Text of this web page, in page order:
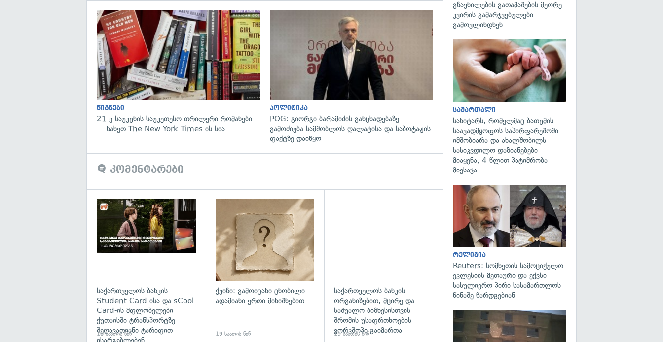
წიგნები
21-ე საუკუნის საუკეთესო თრილერი რომანები
— ნახეთ The New York Times-ის სია
გადახედვა
პოლიტიკა
POG: გიორგი ბარამიძის განცხადებაზე
გამოძიება სამშობლოს ღალატისა და საბოტაჟის
ფაქტზე დაიწყო
კომენტარები
საქართველოს ბანკის
Student Card-ისა და sCool
Card-ის მფლობელები
ქუთაისში ტრანსპორტზე
შეღავათიანი ტარიფით
ისარგებლებენ
18 საათის წინ
ქვიზი: გამოიცანი ცნობილი
ადამიანი ერთი მინიშნებით
19 საათის წინ
საქართველოს ბანკის
ორგანიზებით, მცირე და
საშუალო ბიზნესისთვის
შრომის უსაფრთხოების
ვორკშოპი გაიმართა
19 საათის წინ
გზავნილების გათამაშების მეორე
კვირის გამარჯვებულები
გამოვლინდნენ
სამართალი
სანიტარს, რომელმაც ბათუმის
საავადმყოფოს საპირფარეშოში
იმშობიარა და ახალშობილს
სასიკვდილო დაზიანებები
მიაყენა, 4 წლით პატიმრობა
მიესაჯა
რელიგია
Reuters: სომხეთის სამოციქულო
ეკლესიის მეთაური და ექვსი
სასულიერო პირი სასამართლოს
წინაშე წარდგებიან